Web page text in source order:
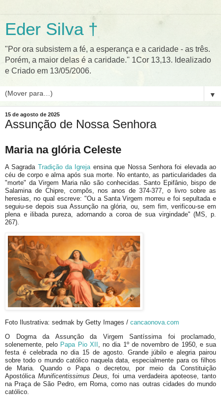
Eder Silva †
"Por ora subsistem a fé, a esperança e a caridade - as três.
Porém, a maior delas é a caridade." 1Cor 13,13. Idealizado
e Criado em 13/05/2006.
▼
15 de agosto de 2025
Assunção de Nossa Senhora
Maria na glória Celeste
A Sagrada Tradição da Igreja ensina que Nossa Senhora foi elevada ao
céu de corpo e alma após sua morte. No entanto, as particularidades da
"morte" da Virgem Maria não são conhecidas. Santo Epifânio, bispo de
Salamina de Chipre, compôs, nos anos de 374-377, o livro sobre as
heresias, no qual escreve: "Ou a Santa Virgem morreu e foi sepultada e
seguiu-se depois sua Assunção na glória, ou, sem fim, verificou-se em
plena e ilibada pureza, adornando a coroa de sua virgindade" (MS, p.
267).
Foto Ilustrativa: sedmak by Getty Images / cancaonova.com
O Dogma da Assunção da Virgem Santíssima foi proclamado,
solenemente, pelo Papa Pio XII
, no dia 1º de novembro de 1950, e sua
festa é celebrada no dia 15 de agosto. Grande júbilo e alegria pairou
sobre todo o mundo católico naquela data, especialmente para os filhos
de Maria. Quando o Papa o decretou, por meio da Constituição
ApostólicaMunificentissimus Deus,
foi uma verdadeira apoteose, tanto
na Praça de São Pedro, em Roma, como nas outras cidades do mundo
católico.